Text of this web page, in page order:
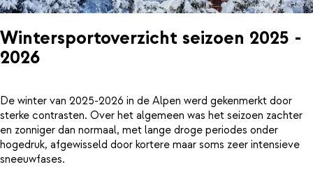
Wintersportoverzicht seizoen 2025 -
2026
De winter van 2025-2026 in de Alpen werd gekenmerkt door
sterke contrasten. Over het algemeen was het seizoen zachter
en zonniger dan normaal, met lange droge periodes onder
hogedruk, afgewisseld door kortere maar soms zeer intensieve
sneeuwfases.